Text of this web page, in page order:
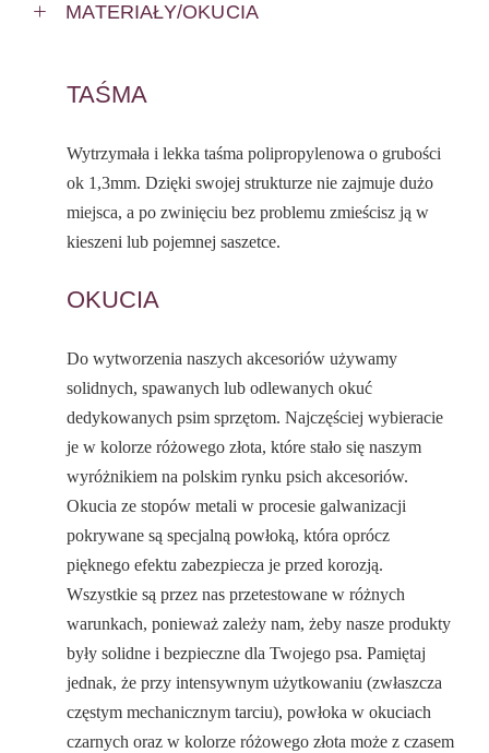
MATERIAŁY/OKUCIA
TAŚMA
Wytrzymała i lekka taśma polipropylenowa o grubości
ok 1,3mm. Dzięki swojej strukturze nie zajmuje dużo
miejsca, a po zwinięciu bez problemu zmieścisz ją w
kieszeni lub pojemnej saszetce.
OKUCIA
Do wytworzenia naszych akcesoriów używamy
solidnych, spawanych lub odlewanych okuć
dedykowanych psim sprzętom. Najczęściej wybieracie
je w kolorze różowego złota, które stało się naszym
wyróżnikiem na polskim rynku psich akcesoriów.
Okucia ze stopów metali w procesie galwanizacji
pokrywane są specjalną powłoką, która oprócz
pięknego efektu zabezpiecza je przed korozją.
Wszystkie są przez nas przetestowane w różnych
warunkach, ponieważ zależy nam, żeby nasze produkty
były solidne i bezpieczne dla Twojego psa. Pamiętaj
jednak, że przy intensywnym użytkowaniu (zwłaszcza
częstym mechanicznym tarciu), powłoka w okuciach
czarnych oraz w kolorze różowego złota może z czasem